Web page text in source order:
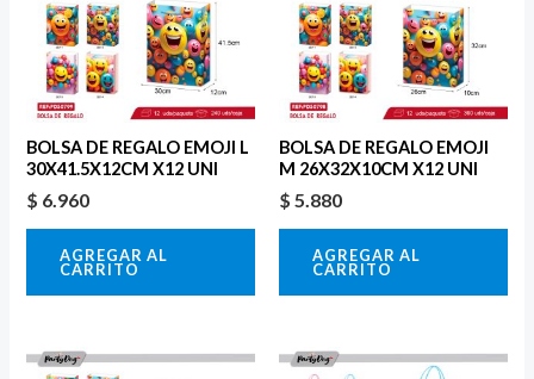
BOLSA DE REGALO EMOJI L
30X41.5X12CM X12 UNI
$ 6.960
AGREGAR AL
CARRITO
BOLSA DE REGALO EMOJI
M 26X32X10CM X12 UNI
$ 5.880
AGREGAR AL
CARRITO